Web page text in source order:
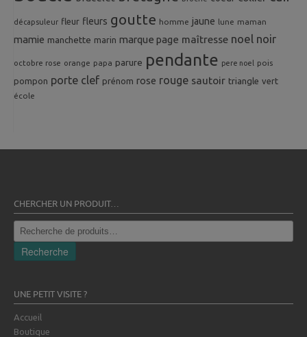
décapsuleur fleur fleurs goutte homme jaune lune maman
mamie manchette marin marque page maîtresse noel noir
octobre rose orange papa parure pendante pere noel pois
pompon porte clef prénom rose rouge sautoir triangle vert
école
CHERCHER UN PRODUIT…
Recherche
pour :
Recherche
UNE PETIT VISITE ?
Accueil
Boutique